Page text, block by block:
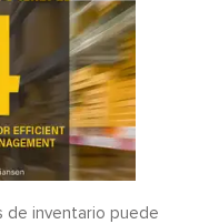
de inventario puede